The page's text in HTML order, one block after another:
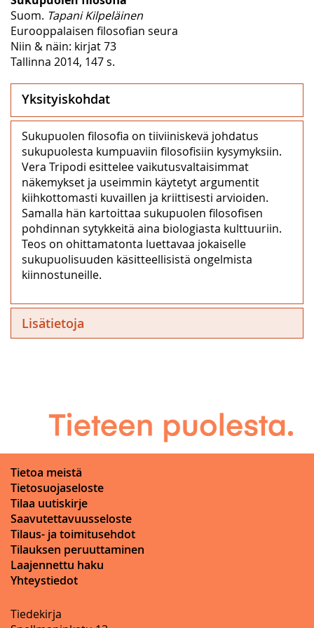
Suom. Tapani Kilpeläinen
Eurooppalaisen filosofian seura
Niin & näin: kirjat 73
Tallinna 2014, 147 s.
Yksityiskohdat
Sukupuolen filosofia on tiiviiniskevä johdatus
sukupuolesta kumpuaviin filosofisiin kysymyksiin.
Vera Tripodi esittelee vaikutusvaltaisimmat
näkemykset ja useimmin käytetyt argumentit
kiihkottomasti kuvaillen ja kriittisesti arvioiden.
Samalla hän kartoittaa sukupuolen filosofisen
pohdinnan sytykkeitä aina biologiasta kulttuuriin.
Teos on ohittamatonta luettavaa jokaiselle
sukupuolisuuden käsitteellisistä ongelmista
kiinnostuneille.
Lisätietoja
Tietoa meistä
Tietosuojaseloste
Tilaa uutiskirje
Saavutettavuusseloste
Tilaus- ja toimitusehdot
Tilauksen peruuttaminen
Laajennettu haku
Yhteystiedot
Tiedekirja